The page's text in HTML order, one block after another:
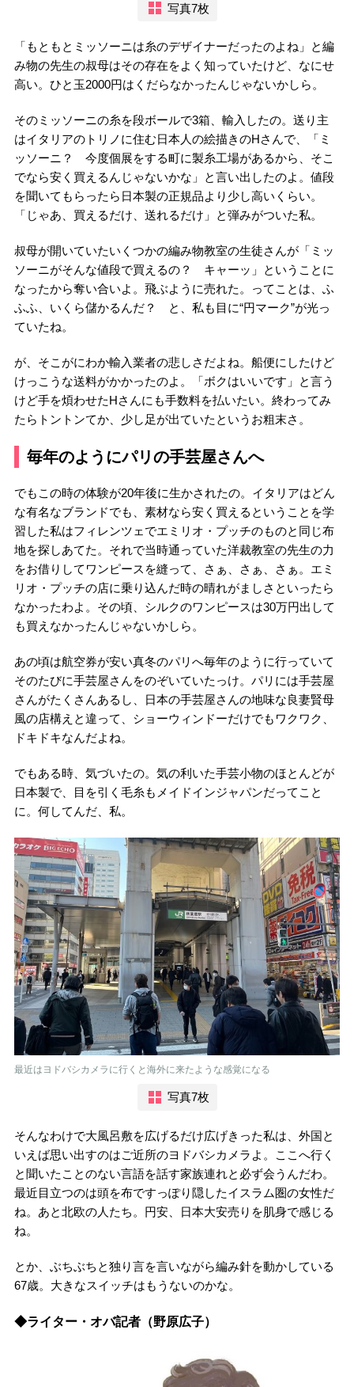
写真7枚
「もともとミッソーニは糸のデザイナーだったのよね」と編
み物の先生の叔母はその存在をよく知っていたけど、なにせ
高い。ひと玉2000円はくだらなかったんじゃないかしら。
そのミッソーニの糸を段ボールで3箱、輸入したの。送り主
はイタリアのトリノに住む日本人の絵描きのHさんで、「ミ
ッソーニ？ 今度個展をする町に製糸工場があるから、そこ
でなら安く買えるんじゃないかな」と言い出したのよ。値段
を聞いてもらったら日本製の正規品より少し高いくらい。
「じゃあ、買えるだけ、送れるだけ」と弾みがついた私。
叔母が開いていたいくつかの編み物教室の生徒さんが「ミッ
ソーニがそんな値段で買えるの？ キャーッ」ということに
なったから奪い合いよ。飛ぶように売れた。ってことは、ふ
ふふ、いくら儲かるんだ？ と、私も目に“円マーク”が光っ
ていたね。
が、そこがにわか輸入業者の悲しさだよね。船便にしたけど
けっこうな送料がかかったのよ。「ボクはいいです」と言う
けど手を煩わせたHさんにも手数料を払いたい。終わってみ
たらトントンてか、少し足が出ていたというお粗末さ。
毎年のようにパリの手芸屋さんへ
でもこの時の体験が20年後に生かされたの。イタリアはどん
な有名なブランドでも、素材なら安く買えるということを学
習した私はフィレンツェでエミリオ・プッチのものと同じ布
地を探しあてた。それで当時通っていた洋裁教室の先生の力
をお借りしてワンピースを縫って、さぁ、さぁ、さぁ。エミ
リオ・プッチの店に乗り込んだ時の晴れがましさといったら
なかったわよ。その頃、シルクのワンピースは30万円出して
も買えなかったんじゃないかしら。
あの頃は航空券が安い真冬のパリへ毎年のように行っていて
そのたびに手芸屋さんをのぞいていたっけ。パリには手芸屋
さんがたくさんあるし、日本の手芸屋さんの地味な良妻賢母
風の店構えと違って、ショーウィンドーだけでもワクワク、
ドキドキなんだよね。
でもある時、気づいたの。気の利いた手芸小物のほとんどが
日本製で、目を引く毛糸もメイドインジャパンだってこと
に。何してんだ、私。
最近はヨドバシカメラに行くと海外に来たような感覚になる
写真7枚
そんなわけで大風呂敷を広げるだけ広げきった私は、外国と
いえば思い出すのはご近所のヨドバシカメラよ。ここへ行く
と聞いたことのない言語を話す家族連れと必ず会うんだわ。
最近目立つのは頭を布ですっぽり隠したイスラム圏の女性だ
ね。あと北欧の人たち。円安、日本大安売りを肌身で感じる
ね。
とか、ぶちぶちと独り言を言いながら編み針を動かしている
67歳。大きなスイッチはもうないのかな。
◆ライター・オバ記者（野原広子）